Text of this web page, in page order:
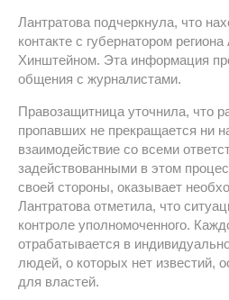
Лантратова подчеркнула, что
контакте с губернатором
Хинштейном. Эта информация
общения с журналистами.
Правозащитница уточнила, что
пропавших не прекращается ни
взаимодействие со всеми
задействованными в этом
своей стороны, оказывает
Лантратова отметила, что
контроле уполномоченного.
отрабатывается в
людей, о которых нет известий,
для властей.